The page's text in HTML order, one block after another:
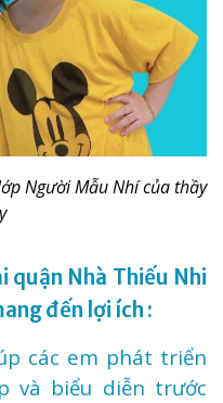
Người Mẫu Nhí của thầy
quận Nhà Thiếu Nhi
đến lợi ích :
các em phát triển
và biểu diễn trước